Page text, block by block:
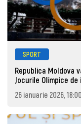
SPORT
Republica Moldova
Jocurile Olimpice de
26 ianuarie 2026, 18:00